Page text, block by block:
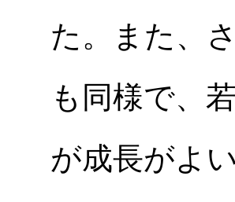
た。また、
も同様で、
が成長がよ